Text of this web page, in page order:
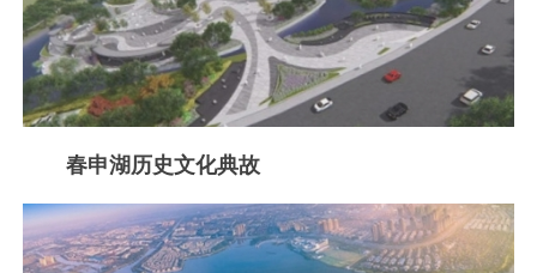
春申湖历史文化典故